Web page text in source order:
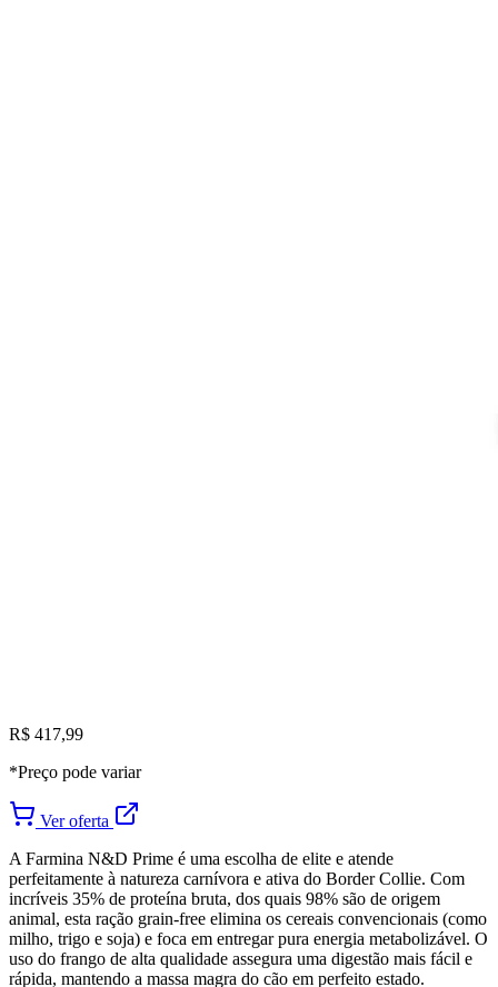
R$ 417,99
*Preço pode variar
Ver oferta
A Farmina N&D Prime é uma escolha de elite e atende
perfeitamente à natureza carnívora e ativa do Border Collie. Com
incríveis 35% de proteína bruta, dos quais 98% são de origem
animal, esta ração grain-free elimina os cereais convencionais (como
milho, trigo e soja) e foca em entregar pura energia metabolizável. O
uso do frango de alta qualidade assegura uma digestão mais fácil e
rápida, mantendo a massa magra do cão em perfeito estado.